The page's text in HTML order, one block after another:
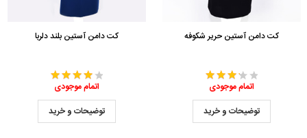
کت دامن آستین حریر شکوفه
اتمام موجودی
توضیحات و خرید
کت دامن آستین بلند دلربا
اتمام موجودی
توضیحات و خرید